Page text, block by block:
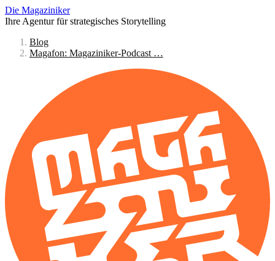
Die Magaziniker
Ihre Agentur für strategisches Storytelling
Blog
Magafon: Magaziniker-Podcast …